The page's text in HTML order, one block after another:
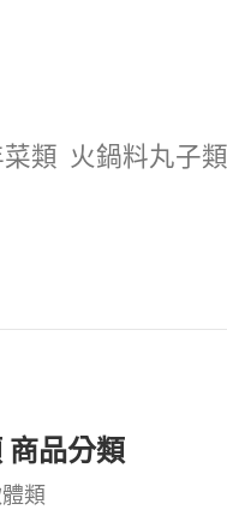
類 火鍋料丸子類
商品分類
類